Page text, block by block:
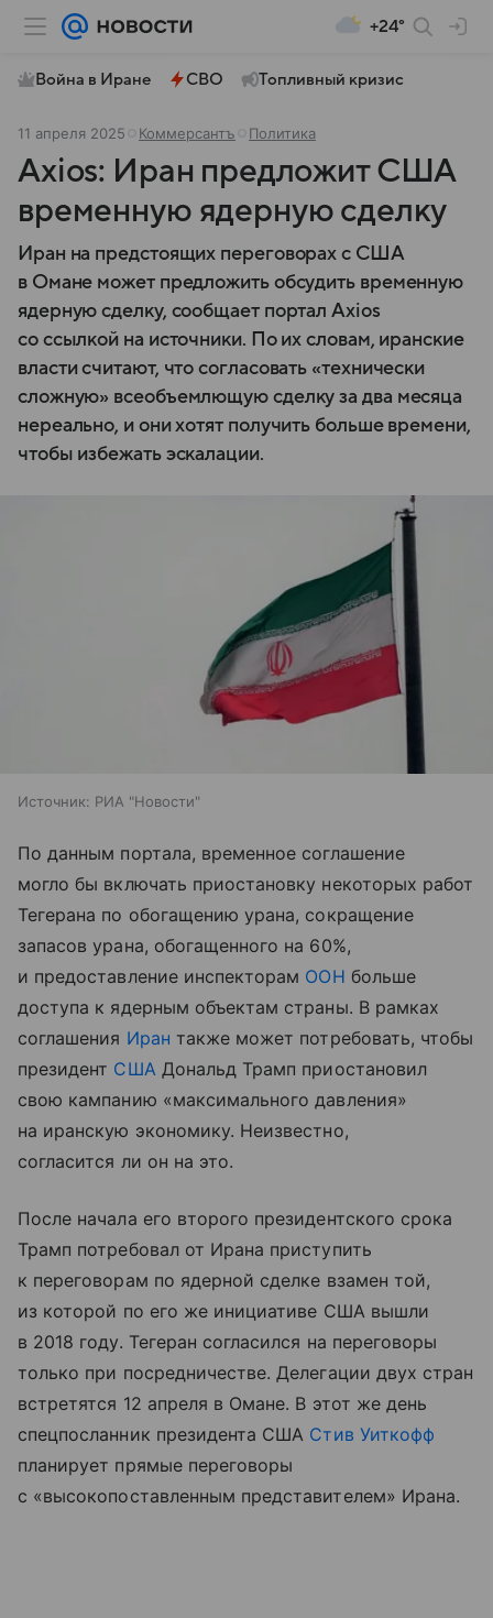
+24°
Война в Иране СВО Топливный кризис
11 апреля 2025 Коммерсантъ Политика
Axios: Иран предложит США
временную ядерную сделку
Иран на предстоящих переговорах с США
в Омане может предложить обсудить временную
ядерную сделку, сообщает портал Axios
со ссылкой на источники. По их словам, иранские
власти считают, что согласовать «технически
сложную» всеобъемлющую сделку за два месяца
нереально, и они хотят получить больше времени,
чтобы избежать эскалации.
Источник: РИА "Новости"
По данным портала, временное соглашение
могло бы включать приостановку некоторых работ
Тегерана по обогащению урана, сокращение
запасов урана, обогащенного на 60%,
и предоставление инспекторам ООН больше
доступа к ядерным объектам страны. В рамках
соглашения Иран также может потребовать, чтобы
президент США Дональд Трамп приостановил
свою кампанию «максимального давления»
на иранскую экономику. Неизвестно,
согласится ли он на это.
После начала его второго президентского срока
Трамп потребовал от Ирана приступить
к переговорам по ядерной сделке взамен той,
из которой по его же инициативе США вышли
в 2018 году. Тегеран согласился на переговоры
только при посредничестве. Делегации двух стран
встретятся 12 апреля в Омане. В этот же день
спецпосланник президента США Стив Уиткофф
планирует прямые переговоры
с «высокопоставленным представителем» Ирана.